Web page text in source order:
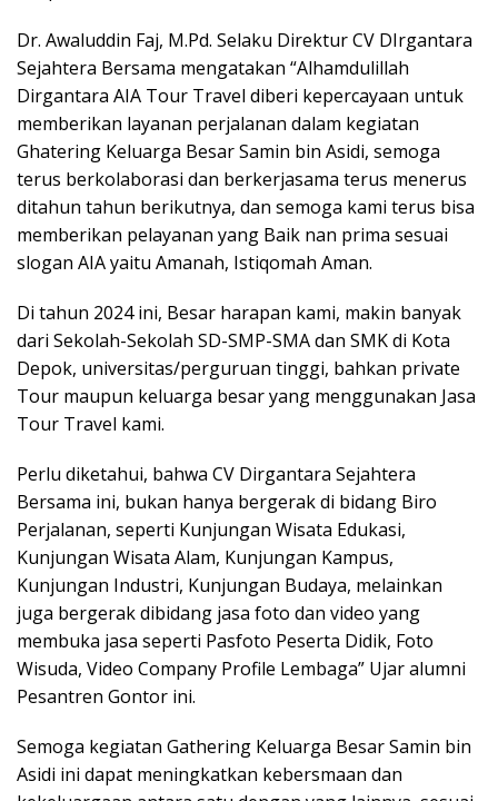
Dr. Awaluddin Faj, M.Pd. Selaku Direktur CV DIrgantara
Sejahtera Bersama mengatakan “Alhamdulillah
Dirgantara AIA Tour Travel diberi kepercayaan untuk
memberikan layanan perjalanan dalam kegiatan
Ghatering Keluarga Besar Samin bin Asidi, semoga
terus berkolaborasi dan berkerjasama terus menerus
ditahun tahun berikutnya, dan semoga kami terus bisa
memberikan pelayanan yang Baik nan prima sesuai
slogan AIA yaitu Amanah, Istiqomah Aman.
Di tahun 2024 ini, Besar harapan kami, makin banyak
dari Sekolah-Sekolah SD-SMP-SMA dan SMK di Kota
Depok, universitas/perguruan tinggi, bahkan private
Tour maupun keluarga besar yang menggunakan Jasa
Tour Travel kami.
Perlu diketahui, bahwa CV Dirgantara Sejahtera
Bersama ini, bukan hanya bergerak di bidang Biro
Perjalanan, seperti Kunjungan Wisata Edukasi,
Kunjungan Wisata Alam, Kunjungan Kampus,
Kunjungan Industri, Kunjungan Budaya, melainkan
juga bergerak dibidang jasa foto dan video yang
membuka jasa seperti Pasfoto Peserta Didik, Foto
Wisuda, Video Company Profile Lembaga” Ujar alumni
Pesantren Gontor ini.
Semoga kegiatan Gathering Keluarga Besar Samin bin
Asidi ini dapat meningkatkan kebersmaan dan